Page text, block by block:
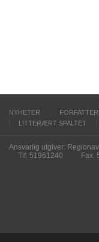
NYHETER
LITTERÆRT SPALTET
Ansvarlig utgiver:
Tlf. 51961240
Fax.